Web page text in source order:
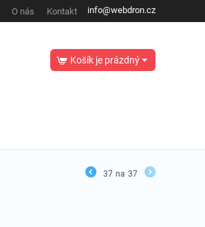
info@webdron.cz
O nás Kontakt
Košík je prázdný
37 na 37